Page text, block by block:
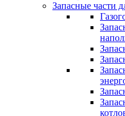
Запасные части